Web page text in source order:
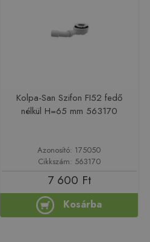
Kolpa-San Szifon FI52 fedő
nélkül H=65 mm 563170
Azonosító: 175050
Cikkszám: 563170
7 600 Ft
Kosárba